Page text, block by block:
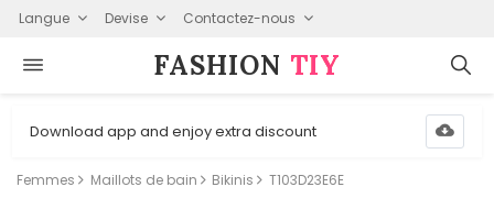
Langue Devise Contactez-nous
FASHION⁠ TIY
Download app and enjoy extra discount
Femmes Maillots de bain Bikinis T103D23E6E